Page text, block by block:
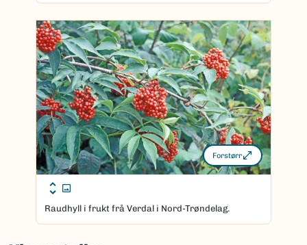
Forstørr
Raudhyll i frukt frå Verdal i Nord-Trøndelag.